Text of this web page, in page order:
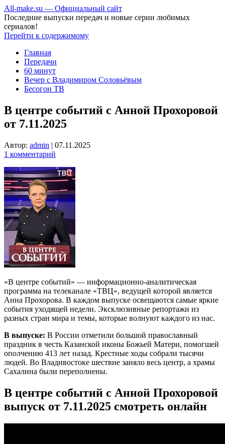
All-make.su — Официальный сайт
Последние выпуски передач и новые серии любимых
сериалов!
Перейти к содержимому
Главная
Передачи
60 минут
Вечер с Владимиром Соловьёвым
Бесогон ТВ
В центре событий с Анной Прохоровой
от 7.11.2025
Автор: admin | 07.11.2025
1 комментарий
«В центре событий» — информационно-аналитическая
программа на телеканале «ТВЦ», ведущей которой является
Анна Прохорова. В каждом выпуске освещаются самые яркие
события уходящей недели. Эксклюзивные репортажи из
разных стран мира и темы, которые волнуют каждого из нас.
В выпуске: В России отметили большой православный
праздник в честь Казанской иконы Божьей Матери, помогшей
ополчению 413 лет назад. Крестные ходы собрали тысячи
людей. Во Владивостоке шествие заняло весь центр, а храмы
Сахалина были переполнены.
В центре событий с Анной Прохоровой
выпуск от 7.11.2025 смотреть онлайн